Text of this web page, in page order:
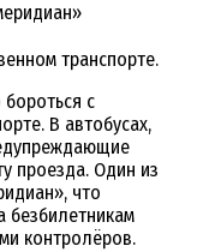
транспорте.
с
В автобусах,
проезда. Один из
что
безбилетникам
контролёров.